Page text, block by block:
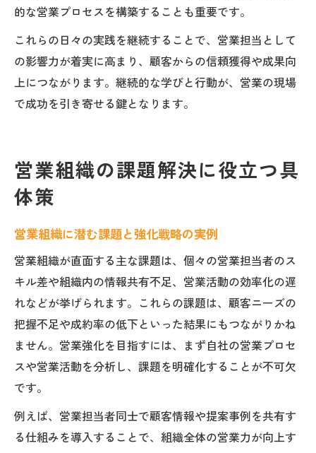
的な営業プロセスを構築することも重要です。
これらの日々の実践を継続することで、営業担当として
の影響力が着実に高まり、顧客からの信頼獲得や成果向
上につながります。継続的な学びと行動が、営業の現場
で成功を引き寄せる鍵となります。
営業組織の課題解決に役立つ具
体策
営業組織に潜む課題と強化戦略の実例
営業組織が直面する主な課題は、個々の営業担当者のス
キル差や組織内の情報共有不足、営業活動の効率化の遅
れなどが挙げられます。これらの課題は、顧客ニーズの
把握不足や成約率の低下といった結果にもつながりかね
ません。営業強化を目指すには、まず自社の営業プロセ
スや営業活動を分析し、課題を明確化することが不可欠
です。
例えば、営業担当者同士で顧客情報や提案事例を共有す
る仕組みを導入することで、組織全体の営業力が向上す